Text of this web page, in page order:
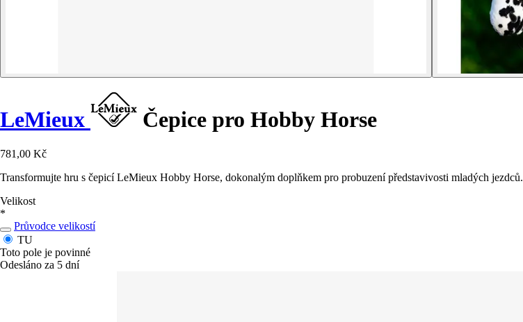
LeMieux Čepice pro Hobby Horse
781,00 Kč
Transformujte hru s čepicí LeMieux Hobby Horse, dokonalým doplňkem pro probuzení představivosti mladých jezdců.
Velikost
*
Průvodce velikostí
TU
Toto pole je povinné
Odesláno za 5 dní